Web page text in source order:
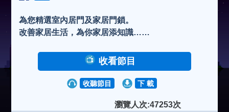
為您精選室內居門及家居門鎖。
改善家居生活，為你家居添知識……
收看節目
收聽節目 下 載
瀏覽人次:47253次